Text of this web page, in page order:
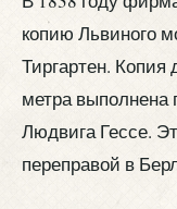
копию Львиного
Тиргартен.
метра выполнена
Людвига Гессе.
переправой в